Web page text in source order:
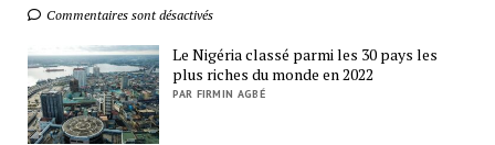
Commentaires sont désactivés
Le Nigéria classé parmi les 30 pays les
plus riches du monde en 2022
PAR FIRMIN AGBÉ